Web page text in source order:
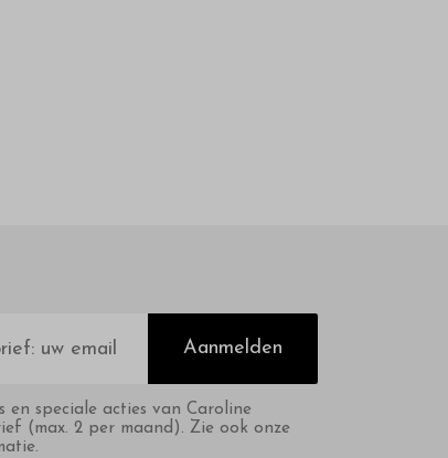
Aanmelden
speciale acties van Caroline
(max. 2 per maand). Zie ook onze